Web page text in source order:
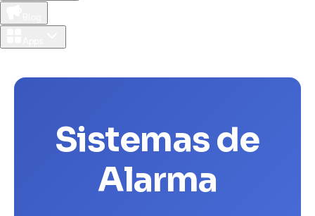
Sistemas de
Alarma